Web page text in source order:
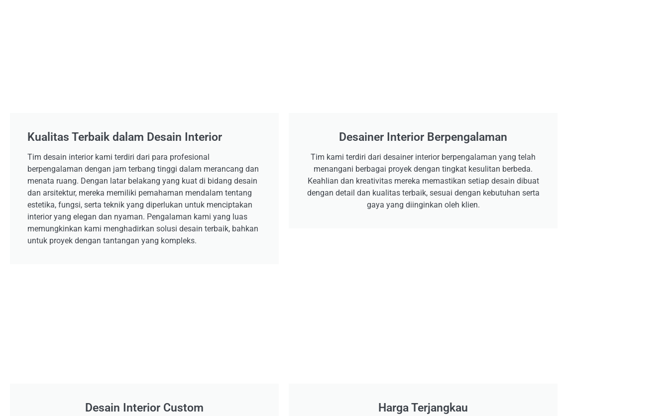
Kualitas Terbaik dalam Desain Interior
Tim desain interior kami terdiri dari para profesional
berpengalaman dengan jam terbang tinggi dalam merancang dan
menata ruang. Dengan latar belakang yang kuat di bidang desain
dan arsitektur, mereka memiliki pemahaman mendalam tentang
estetika, fungsi, serta teknik yang diperlukan untuk menciptakan
interior yang elegan dan nyaman. Pengalaman kami yang luas
memungkinkan kami menghadirkan solusi desain terbaik, bahkan
untuk proyek dengan tantangan yang kompleks.
Desainer Interior Berpengalaman
Tim kami terdiri dari desainer interior berpengalaman yang telah
menangani berbagai proyek dengan tingkat kesulitan berbeda.
Keahlian dan kreativitas mereka memastikan setiap desain dibuat
dengan detail dan kualitas terbaik, sesuai dengan kebutuhan serta
gaya yang diinginkan oleh klien.
Desain Interior Custom Harga Terjangkau